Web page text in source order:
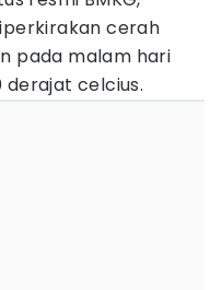
cerah
pada malam hari
celcius.